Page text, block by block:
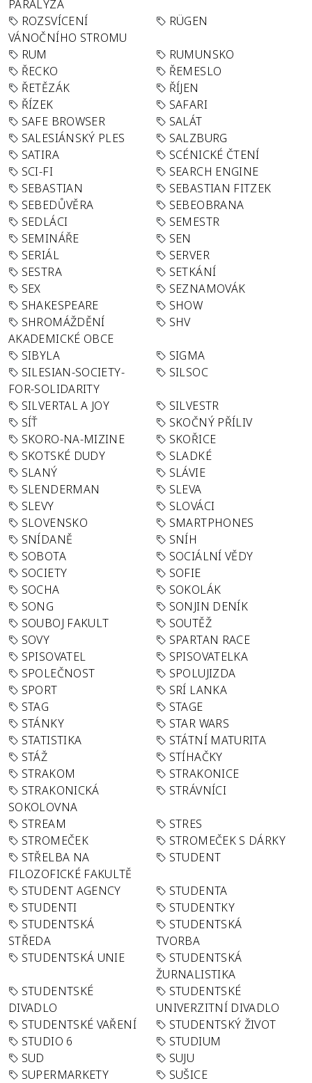
PARALÝZA
ROZSVÍCENÍ
VÁNOČNÍHO STROMU
RÜGEN
RUM
RUMUNSKO
ŘECKO
ŘEMESLO
ŘETĚZÁK
ŘÍJEN
ŘÍZEK
SAFARI
SAFE BROWSER
SALÁT
SALESIÁNSKÝ PLES
SALZBURG
SATIRA
SCÉNICKÉ ČTENÍ
SCI-FI
SEARCH ENGINE
SEBASTIAN
SEBASTIAN FITZEK
SEBEDŮVĚRA
SEBEOBRANA
SEDLÁCI
SEMESTR
SEMINÁŘE
SEN
SERIÁL
SERVER
SESTRA
SETKÁNÍ
SEX
SEZNAMOVÁK
SHAKESPEARE
SHOW
SHROMÁŽDĚNÍ
AKADEMICKÉ OBCE
SHV
SIBYLA
SIGMA
SILESIAN-SOCIETY-
FOR-SOLIDARITY
SILSOC
SILVERTAL A JOY
SILVESTR
SÍŤ
SKOČNÝ PŘÍLIV
SKORO-NA-MIZINE
SKOŘICE
SKOTSKÉ DUDY
SLADKÉ
SLANÝ
SLÁVIE
SLENDERMAN
SLEVA
SLEVY
SLOVÁCI
SLOVENSKO
SMARTPHONES
SNÍDANĚ
SNÍH
SOBOTA
SOCIÁLNÍ VĚDY
SOCIETY
SOFIE
SOCHA
SOKOLÁK
SONG
SONJIN DENÍK
SOUBOJ FAKULT
SOUTĚŽ
SOVY
SPARTAN RACE
SPISOVATEL
SPISOVATELKA
SPOLEČNOST
SPOLUJIZDA
SPORT
SRÍ LANKA
STAG
STAGE
STÁNKY
STAR WARS
STATISTIKA
STÁTNÍ MATURITA
STÁŽ
STÍHAČKY
STRAKOM
STRAKONICE
STRAKONICKÁ
SOKOLOVNA
STRÁVNÍCI
STREAM
STRES
STROMEČEK
STROMEČEK S DÁRKY
STŘELBA NA
FILOZOFICKÉ FAKULTĚ
STUDENT
STUDENT AGENCY
STUDENTA
STUDENTI
STUDENTKY
STUDENTSKÁ
STŘEDA
STUDENTSKÁ
TVORBA
STUDENTSKÁ UNIE
STUDENTSKÁ
ŽURNALISTIKA
STUDENTSKÉ
DIVADLO
STUDENTSKÉ
UNIVERZITNÍ DIVADLO
STUDENTSKÉ VAŘENÍ
STUDENTSKÝ ŽIVOT
STUDIO 6
STUDIUM
SUD
SUJU
SUPERMARKETY
SUŠICE